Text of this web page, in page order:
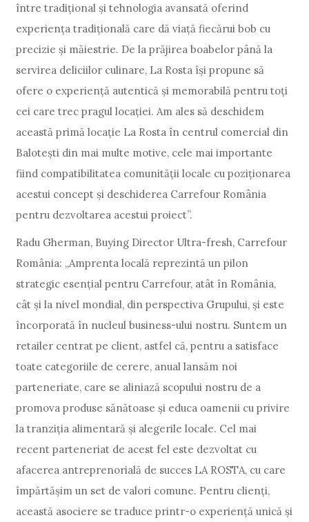
între tradițional și tehnologia avansată oferind
experiența tradițională care dă viață fiecărui bob cu
precizie și măiestrie. De la prăjirea boabelor până la
servirea deliciilor culinare, La Rosta își propune să
ofere o experiență autentică și memorabilă pentru toți
cei care trec pragul locației. Am ales să deschidem
această primă locație La Rosta în centrul comercial din
Balotești din mai multe motive, cele mai importante
fiind compatibilitatea comunității locale cu poziționarea
acestui concept și deschiderea Carrefour România
pentru dezvoltarea acestui proiect”.
Radu Gherman, Buying Director Ultra-fresh, Carrefour
România: „Amprenta locală reprezintă un pilon
strategic esențial pentru Carrefour, atât în România,
cât și la nivel mondial, din perspectiva Grupului, și este
încorporată în nucleul business-ului nostru. Suntem un
retailer centrat pe client, astfel că, pentru a satisface
toate categoriile de cerere, anual lansăm noi
parteneriate, care se aliniază scopului nostru de a
promova produse sănătoase și educa oamenii cu privire
la tranziția alimentară și alegerile locale. Cel mai
recent parteneriat de acest fel este dezvoltat cu
afacerea antreprenorială de succes LA ROSTA, cu care
împărtășim un set de valori comune. Pentru clienți,
această asociere se traduce printr-o experiență unică și